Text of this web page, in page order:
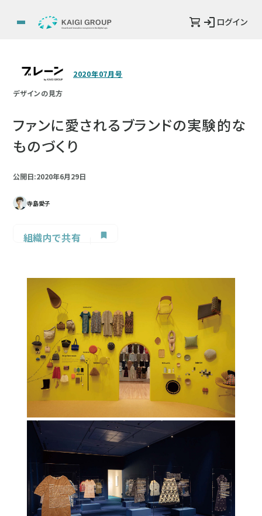
ログイン
2020年07月号
デザインの見方
ファンに愛されるブランドの実験的な
ものづくり
公開日:2020年6月29日
寺島愛子
組織内で共有